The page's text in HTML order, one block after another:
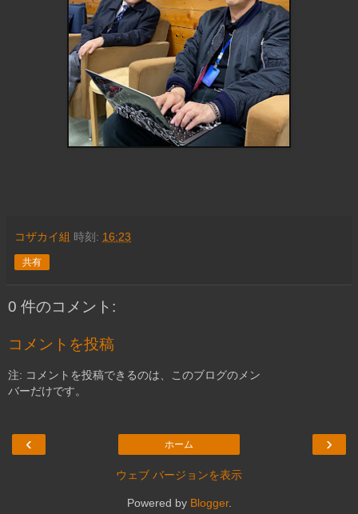
コザカイ組 時刻: 16:23
共有
0 件のコメント:
コメントを投稿
注: コメントを投稿できるのは、このブログのメン
バーだけです。
‹ ›
ホーム
ウェブ バージョンを表示
Powered by Blogger.